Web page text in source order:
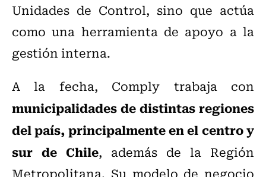
Unidades de Control, sino que actúa
como una herramienta de apoyo a la
gestión interna.
A la fecha, Comply trabaja con
municipalidades de distintas regiones
del país, principalmente en el centro y
sur de Chile, además de la Región
Metropolitana. Su modelo de negocio